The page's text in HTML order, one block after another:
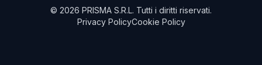
© 2026 PRISMA S.R.L. Tutti i diritti riservati.
Privacy PolicyCookie Policy